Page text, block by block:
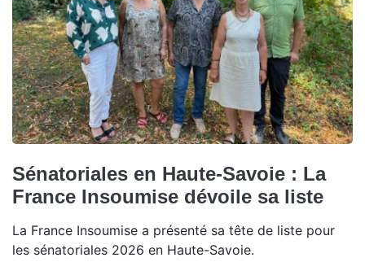
Sénatoriales en Haute-Savoie : La
France Insoumise dévoile sa liste
La France Insoumise a présenté sa tête de liste pour
les sénatoriales 2026 en Haute-Savoie.